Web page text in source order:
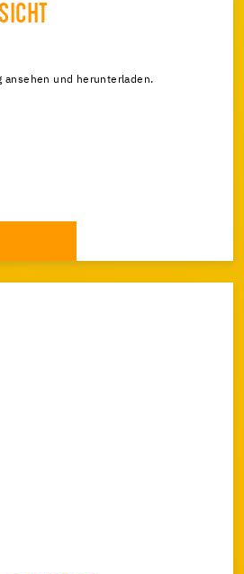
ansehen und herunterladen.